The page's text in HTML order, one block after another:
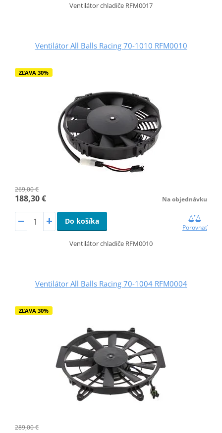
Ventilátor chladiče RFM0017
Ventilátor All Balls Racing 70-1010 RFM0010
ZĽAVA 30%
269,00 €
188,30 € Na objednávku
Do košíka
Porovnať
Ventilátor chladiče RFM0010
Ventilátor All Balls Racing 70-1004 RFM0004
ZĽAVA 30%
289,00 €